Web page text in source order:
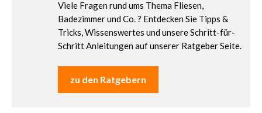
Viele Fragen rund ums Thema Fliesen,
Badezimmer und Co. ? Entdecken Sie Tipps &
Tricks, Wissenswertes und unsere Schritt-für-
Schritt Anleitungen auf unserer Ratgeber Seite.
zu den Ratgebern